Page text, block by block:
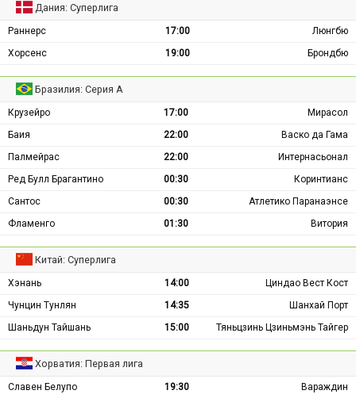
Дания: Суперлига
Раннерс 17:00
Люнгбю
Хорсенс
19:00 Брондбю
Бразилия: Серия А
Крузейро 17:00
Мирасол
Баия
22:00
Васко да Гама
Палмейрас
22:00
Интернасьонал
Ред Булл Брагантино
00:30
Коринтианс
Сантос
00:30
Атлетико Паранаэнсе
Фламенго
01:30 Витория
Китай: Суперлига
Хэнань 14:00
Циндао Вест Кост
Чунцин Тунлян
14:35
Шанхай Порт
Шаньдун Тайшань
15:00 Тяньцзинь Цзиньмэнь Тайгер
Хорватия: Первая лига
Славен Белупо 19:30
Вараждин